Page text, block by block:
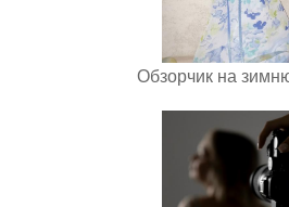
Обзорчик на